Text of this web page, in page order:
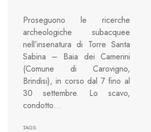
Proseguono le ricerche
archeologiche subacquee
nell’insenatura di Torre Santa
Sabina – Baia dei Camerini
(Comune di Carovigno,
Brindisi), in corso dal 7 fino al
30 settembre. Lo scavo,
condotto…
TAGS: